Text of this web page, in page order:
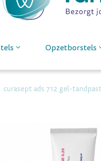
Opzetborstels
curasept ads 712 gel-